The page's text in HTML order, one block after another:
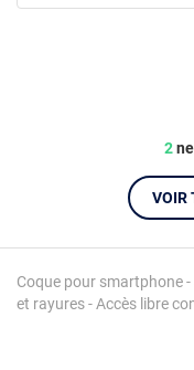
Coque pour smartphone
et rayures - Accès libre
2
VOIR